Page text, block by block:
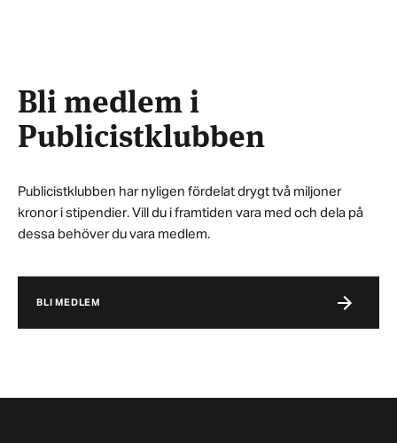
Bli medlem i
Publicistklubben
Publicistklubben har nyligen fördelat drygt två miljoner
kronor i stipendier. Vill du i framtiden vara med och dela på
dessa behöver du vara medlem.
BLI MEDLEM